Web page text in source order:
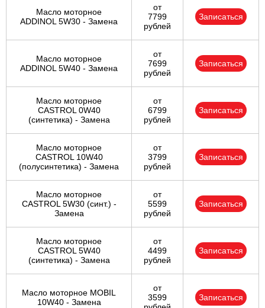
Масло моторное
ADDINOL 5W30 - Замена
от
7799
рублей
Записаться
Масло моторное
ADDINOL 5W40 - Замена
от
7699
рублей
Записаться
Масло моторное
CASTROL 0W40
(синтетика) - Замена
от
6799
рублей
Записаться
Масло моторное
CASTROL 10W40
(полусинтетика) - Замена
от
3799
рублей
Записаться
Масло моторное
CASTROL 5W30 (синт.) -
Замена
от
5599
рублей
Записаться
Масло моторное
CASTROL 5W40
(синтетика) - Замена
от
4499
рублей
Записаться
Масло моторное MOBIL
10W40 - Замена
от
3599
Записаться